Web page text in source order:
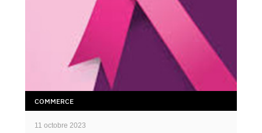
COMMERCE
11 octobre 2023